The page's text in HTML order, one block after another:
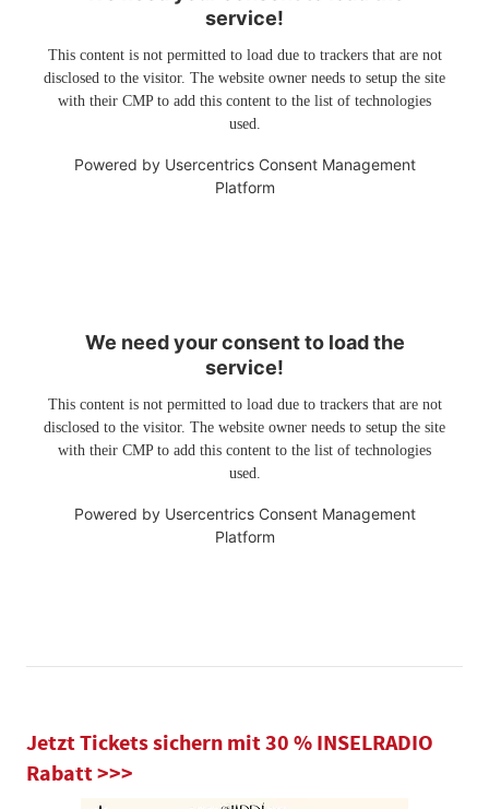
service!
This content is not permitted to load due to trackers that are not
disclosed to the visitor. The website owner needs to setup the site
with their CMP to add this content to the list of technologies
used.
Powered by Usercentrics Consent Management
Platform
We need your consent to load the
service!
This content is not permitted to load due to trackers that are not
disclosed to the visitor. The website owner needs to setup the site
with their CMP to add this content to the list of technologies
used.
Powered by Usercentrics Consent Management
Platform
Jetzt Tickets sichern mit 30 % INSELRADIO
Rabatt >>>